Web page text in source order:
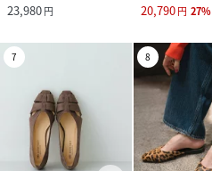
23,980円 20,790円 27%
7 8